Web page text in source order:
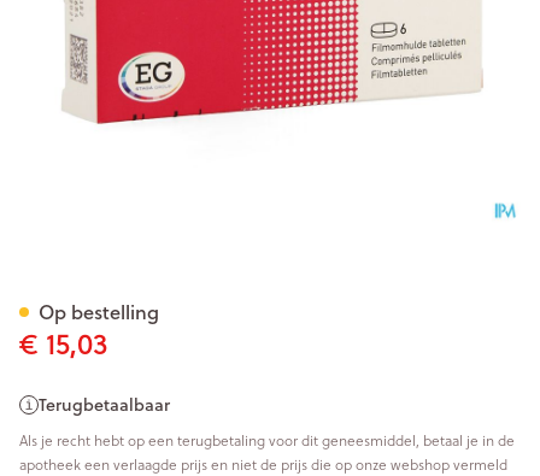
€ 15,03
Terugbetaalbaar
Als je recht hebt op een terugbetaling voor dit geneesmiddel, betaal je in de
apotheek een verlaagde prijs en niet de prijs die op onze webshop vermeld
Op bestelling